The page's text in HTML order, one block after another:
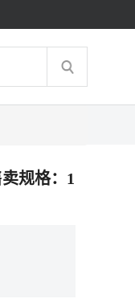
规格：1